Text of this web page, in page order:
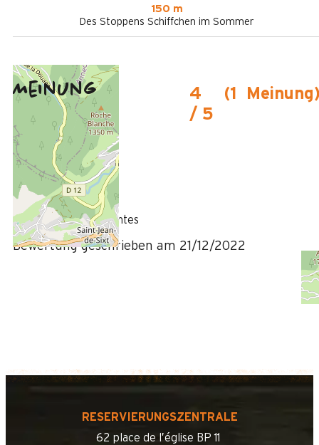
150 m
Des Stoppens Schiffchen im Sommer
Meinung
4
/ 5
(1 Meinung
Dezember 2022
ALAIN
Plus de 50 ans
Homme
4
/ 5
Confirme à mes attentes
Bewertung geschrieben am 21/12/2022
RESERVIERUNGSZENTRALE
62 place de l’église BP 11